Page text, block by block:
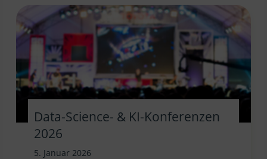
Data-Science- & KI-Konferenzen
2026
5. Januar 2026